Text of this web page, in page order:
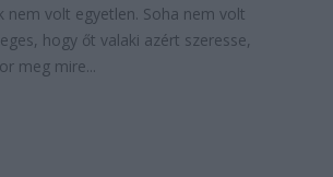
nem volt egyetlen. Soha nem volt
hogy őt valaki azért szeresse,
meg mire...